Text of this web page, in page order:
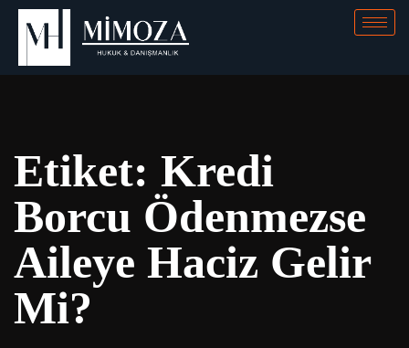
Etiket: Kredi
Borcu Ödenmezse
Aileye Haciz Gelir
Mi?